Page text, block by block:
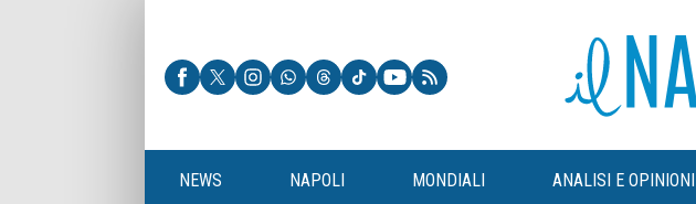
NEWS NAPOLI MONDIALI ANALISI E OPINIONI